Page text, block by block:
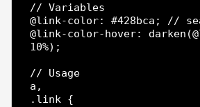
// Variables
@link-color: #428bca; //
@link-color-hover:
10%);
// Usage
a,
.link {
LadderWP